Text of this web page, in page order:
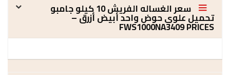
سعر الغساله الفريش 10 كيلو جامبو
تحميل علوي حوض واحد أبيض أزرق –
FWS1000NA3409 PRICES